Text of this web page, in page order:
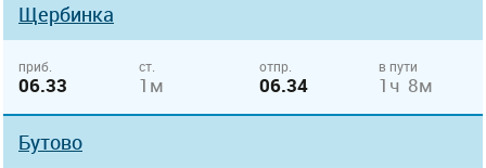
Щербинка
приб.
06.33
ст.
1м
отпр.
06.34
в пути
1ч 8м
Бутово